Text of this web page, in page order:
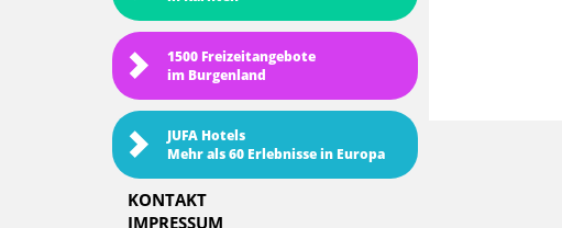
1500 Freizeitangebote
im Burgenland
JUFA Hotels
Mehr als 60 Erlebnisse in Europa
KONTAKT
IMPRESSUM